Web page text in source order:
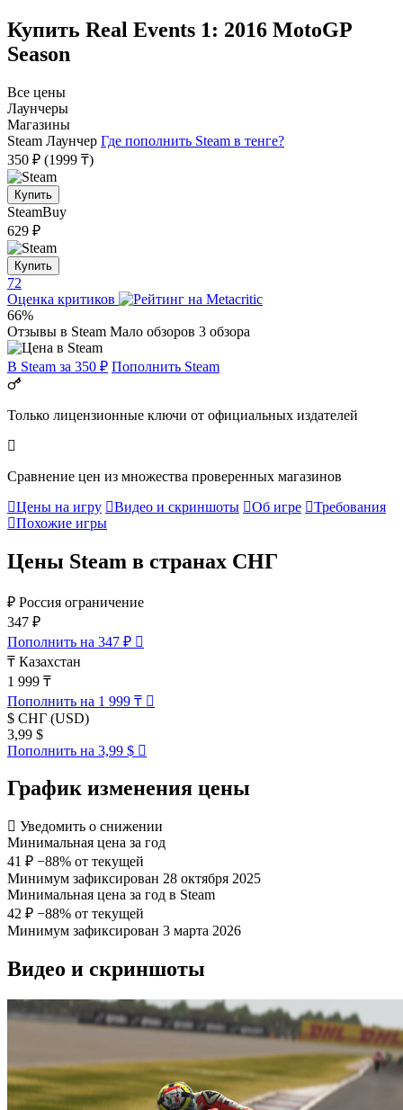
Купить Real Events 1: 2016 MotoGP
Season
Все цены
Лаунчеры
Магазины
Steam Лаунчер Где пополнить Steam в тенге?
350 ₽ (1999 ₸)
Купить
SteamBuy
629 ₽
Купить
72
Оценка критиков
66%
Отзывы в Steam Мало обзоров 3 обзора
В Steam за 350 ₽ Пополнить Steam
Только лицензионные ключи от официальных издателей
Сравнение цен из множества проверенных магазинов
Цены на игру
Видео и скриншоты Об игре
Требования
Похожие игры
Цены Steam в странах СНГ
₽ Россия ограничение
347 ₽
Пополнить на 347 ₽
₸ Казахстан
1 999 ₸
Пополнить на 1 999 ₸
$ СНГ (USD)
3,99 $
Пополнить на 3,99 $
График изменения цены
Уведомить о снижении
Минимальная цена за год
41 ₽ −88% от текущей
Минимум зафиксирован 28 октября 2025
Минимальная цена за год в Steam
42 ₽ −88% от текущей
Минимум зафиксирован 3 марта 2026
Видео и скриншоты